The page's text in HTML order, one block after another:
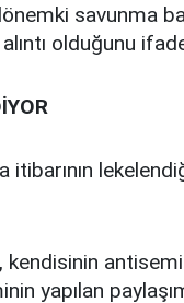
savunma
olduğunu
itibarının
kendisinin
yapılan